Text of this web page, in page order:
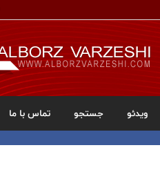
ویدئو جستجو تماس با ما